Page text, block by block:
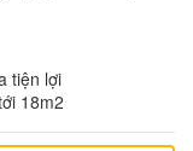
tiện lợi
18m2